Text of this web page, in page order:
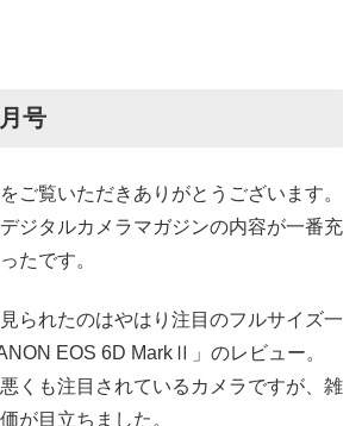
号
ご覧いただきありがとうございます。
ジタルカメラマガジンの内容が一番充
たです。
られたのはやはり注目のフルサイズ一
EOS 6D MarkⅡ」のレビュー。
くも注目されているカメラですが、雑
が目立ちました。